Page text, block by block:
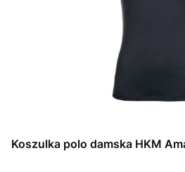
Koszulka polo damska HKM